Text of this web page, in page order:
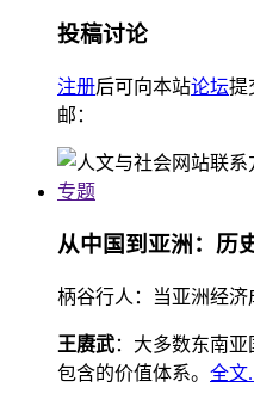
投稿讨论
注册后可向本站论坛提
邮：
专题
从中国到亚洲：历
柄谷行人：当亚洲经济
王赓武：大多数东南
包含的价值体系。 全文